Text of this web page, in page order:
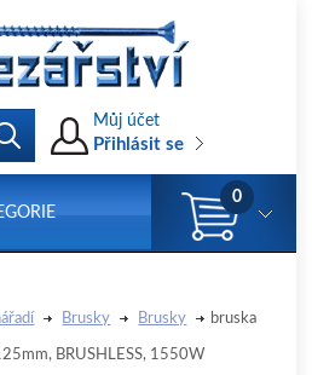
Můj účet
Přihlásit se
0
Brusky Brusky bruska
BRUSHLESS, 1550W